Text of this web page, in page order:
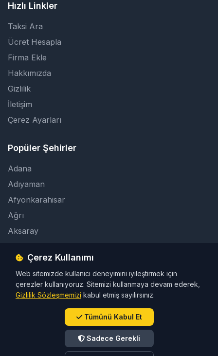
Hızlı Linkler
Taksi Ara
Ücret Hesapla
Firma Ekle
Hakkımızda
Gizlilik
İletişim
Çerez Ayarları
Popüler Şehirler
Adana
Adıyaman
Afyonkarahisar
Ağrı
Aksaray
İletişim
info@taksicibul.com
İletişim Butonu
Çerez Kullanımı
Web sitemizde kullanıcı deneyimini iyileştirmek için
çerezler kullanıyoruz. Sitemizi kullanmaya devam ederek,
Gizlilik Sözleşmemizi kabul etmiş sayılırsınız.
Tümünü Kabul Et
Sadece Gerekli